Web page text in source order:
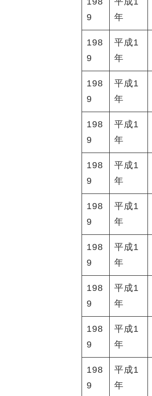
9
年
198
9
平成1
年
198
9
平成1
年
198
9
平成1
年
198
9
平成1
年
198
9
平成1
年
198
9
平成1
年
198
9
平成1
年
198
9
平成1
年
198
9
平成1
年